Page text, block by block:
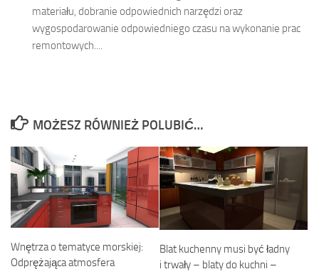
materiału, dobranie odpowiednich narzędzi oraz
wygospodarowanie odpowiedniego czasu na wykonanie prac
remontowych....
MOŻESZ RÓWNIEŻ POLUBIĆ…
Wnętrza o tematyce morskiej:
Odprężająca atmosfera
Blat kuchenny musi być ładny
i trwały – blaty do kuchni –